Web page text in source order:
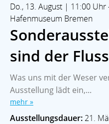
Do., 13. August | 11:00 Uhr
Hafenmuseum Bremen
sind der
Was uns mit der Weser
Ausstellung lädt ein,...
mehr »
Ausstellungsdauer:21.